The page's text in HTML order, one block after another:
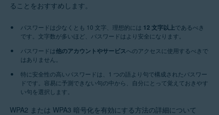
ることをおすすめします。
パスワードは少なくとも 10 文字、理想的には 12 文字以上であるべき
です。文字数が多いほど、パスワードはより安全になります。
パスワードは他のアカウントやサービスへのアクセスに使用するべきで
はありません。
特に安全性の高いパスワードは、1 つの語より句で構成されたパスワー
ドです。容易に予測できない句の中から、自分にとって覚えておきやす
い句を選択します。
WPA2 または WPA3 暗号化を有効にする方法の詳細について